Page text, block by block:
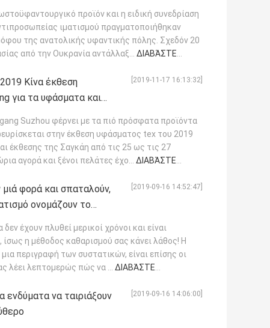
προϊόν και η ειδική συνεδρίαση
ιματισμού πραγματοποιήθηκαν
της ανατολικής υφαντικής πόλης. Σχεδόν 20
από την Ουκρανία αντάλλαξ... ΔΙΑΒΆΣΤΕ
Κίνα έκθεση
για τα υφάσματα και
[2019-11-17 16:13:32]
Suzhou φέρνει με τα πιό πρόσφατα προϊόντα
στην έκθεση υφάσματος tex του 2019
έκθεσης της Σαγκάη από τις 25 ως τις 27
αγορά και ξένοι πελάτες έχο... ΔΙΑΒΆΣΤΕ
φορά και σπαταλούν,
ονομάζουν το
[2019-09-16 14:52:47]
έχουν πλυθεί μερικοί χρόνοι και είναι
ίσως η μέθοδος καθαρισμού σας κάνει λάθος! Η
περιγραφή των συστατικών, είναι επίσης οι
λέει λεπτομερώς πώς να ... ΔΙΑΒΆΣΤΕ
να ταιριάξουν
[2019-09-16 14:06:00]